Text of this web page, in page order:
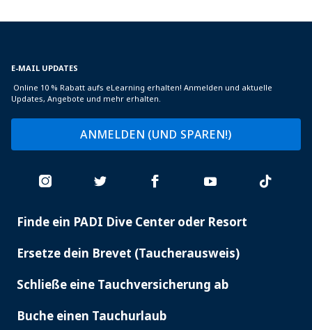
E-MAIL UPDATES
Online 10 % Rabatt aufs eLearning erhalten! Anmelden und aktuelle
Updates, Angebote und mehr erhalten.
ANMELDEN (UND SPAREN!)
PADI
Finde ein PADI Dive Center oder Resort
Ersetze dein Brevet (Taucherausweis)
Schließe eine Tauchversicherung ab
Buche einen Tauchurlaub